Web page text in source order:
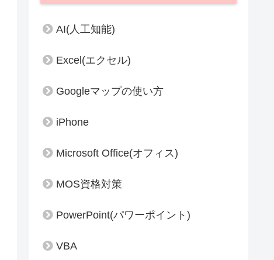
AI(人工知能)
Excel(エクセル)
Googleマップの使い方
iPhone
Microsoft Office(オフィス)
MOS資格対策
PowerPoint(パワーポイント)
VBA